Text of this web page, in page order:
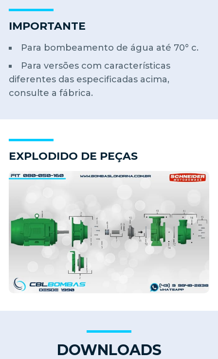
IMPORTANTE
Para bombeamento de água até 70° c.
Para versões com características
diferentes das especificadas acima,
consulte a fábrica.
EXPLODIDO DE PEÇAS
DOWNLOADS